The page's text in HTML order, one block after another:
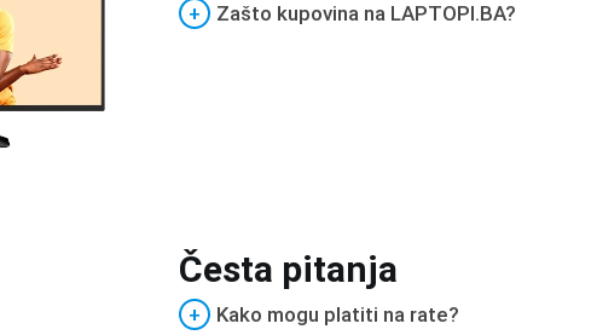
+
Zašto kupovina na LAPTOPI.BA?
Česta pitanja
+
Kako mogu platiti na rate?